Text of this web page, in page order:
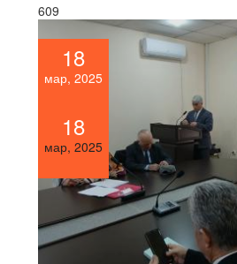
609
18
мар, 2025
18
мар, 2025